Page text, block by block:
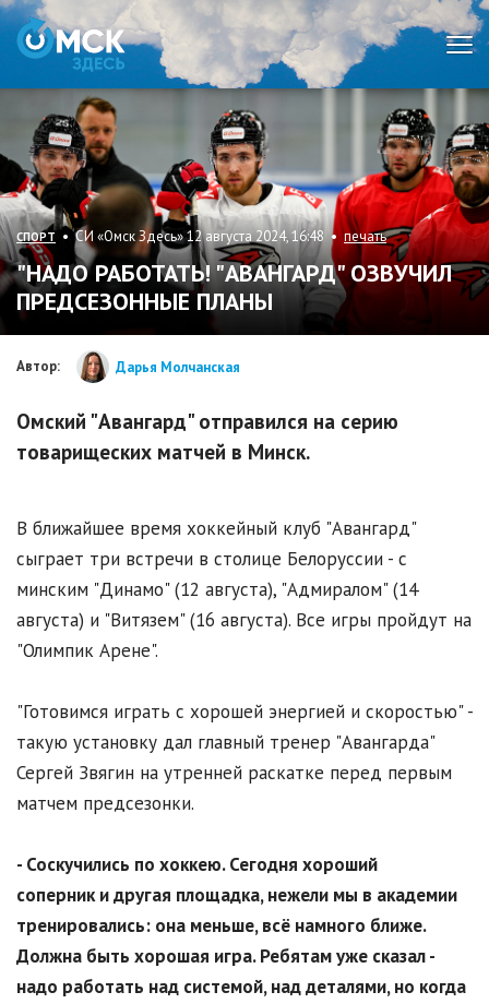
СПОРТ • СИ «Омск Здесь» 12 августа 2024, 16:48 •печать
"НАДО РАБОТАТЬ! "АВАНГАРД" ОЗВУЧИЛ
ПРЕДСЕЗОННЫЕ ПЛАНЫ
Автор: Дарья Молчанская
Омский "Авангард" отправился на серию
товарищеских матчей в Минск.
В ближайшее время хоккейный клуб "Авангард"
сыграет три встречи в столице Белоруссии - с
минским "Динамо" (12 августа), "Адмиралом" (14
августа) и "Витязем" (16 августа). Все игры пройдут на
"Олимпик Арене".
"Готовимся играть с хорошей энергией и скоростью" -
такую установку дал главный тренер "Авангарда"
Сергей Звягин на утренней раскатке перед первым
матчем предсезонки.
- Соскучились по хоккею. Сегодня хороший
соперник и другая площадка, нежели мы в академии
тренировались: она меньше, всё намного ближе.
Должна быть хорошая игра. Ребятам уже сказал -
надо работать над системой, над деталями, но когда